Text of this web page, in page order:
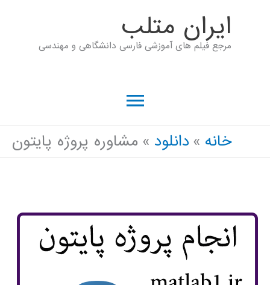
ايران متلب
مرجع فیلم های آموزشی فارسی دانشگاهی و مهندسی
فهرست
اصلی
خانه دانلود مشاوره پروژه پایتون